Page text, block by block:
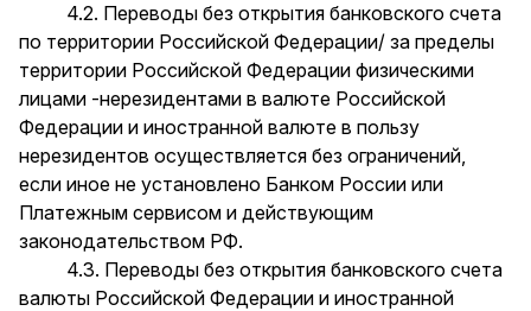
4.2. Переводы без открытия банковского счета
по территории Российской Федерации/ за пределы
территории Российской Федерации физическими
лицами -нерезидентами в валюте Российской
Федерации и иностранной валюте в пользу
нерезидентов осуществляется без ограничений,
если иное не установлено Банком России или
Платежным сервисом и действующим
законодательством РФ.
4.3. Переводы без открытия банковского счета
валюты Российской Федерации и иностранной